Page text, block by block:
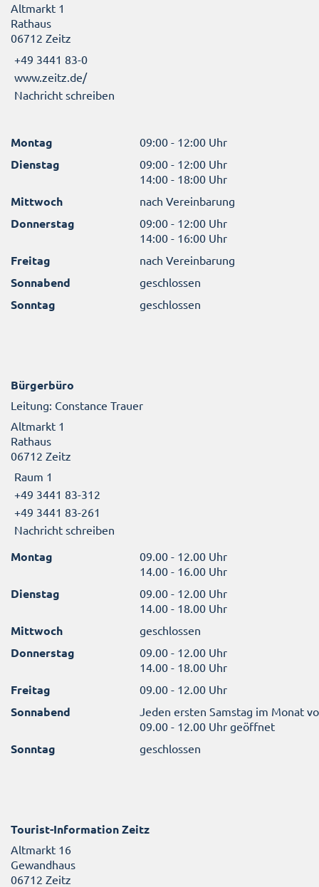
Altmarkt 1
Rathaus
06712 Zeitz
+49 3441 83-0
www.zeitz.de/
Nachricht schreiben
Montag 09:00 - 12:00 Uhr
Dienstag
09:00 - 12:00 Uhr
14:00 - 18:00 Uhr
Mittwoch nach Vereinbarung
Donnerstag
09:00 - 12:00 Uhr
14:00 - 16:00 Uhr
Freitag nach Vereinbarung
Sonnabend geschlossen
Sonntag geschlossen
Bürgerbüro
Leitung: Constance Trauer
Altmarkt 1
Rathaus
06712 Zeitz
Raum 1
+49 3441 83-312
+49 3441 83-261
Nachricht schreiben
Montag
09.00 - 12.00 Uhr
14.00 - 16.00 Uhr
Dienstag
09.00 - 12.00 Uhr
14.00 - 18.00 Uhr
Mittwoch geschlossen
Donnerstag
09.00 - 12.00 Uhr
14.00 - 18.00 Uhr
Freitag 09.00 - 12.00 Uhr
Sonnabend
Jeden ersten Samstag im Monat
09.00 - 12.00 Uhr geöffnet
Sonntag geschlossen
Tourist-Information Zeitz
Altmarkt 16
Gewandhaus
06712 Zeitz